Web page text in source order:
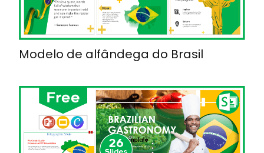
Modelo de alfândega do Brasil